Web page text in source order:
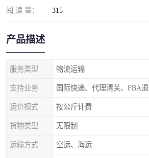
阅 读 量： 315
产品描述
服务类型 物流运输
支持业务
运价模式 按公斤计费
货物类型 无限制
运输方式 空运、海运